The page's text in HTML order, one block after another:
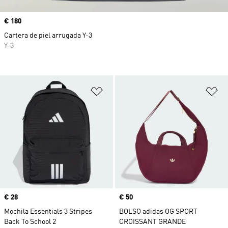
Añadir a la lista de deseos
Precio
€ 28
Mochila Essentials 3 Stripes
Back To School 2
Precio
€ 50
BOLSO adidas OG SPORT
CROISSANT GRANDE
Precio
€ 180
Cartera de piel arrugada Y-3
Y-3